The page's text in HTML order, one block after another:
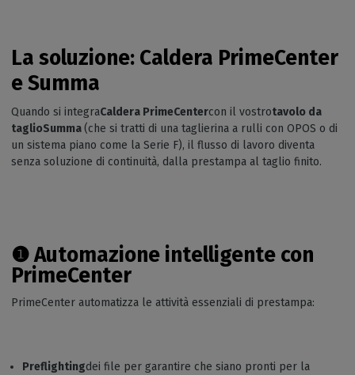
La soluzione: Caldera PrimeCenter
e Summa
Quando si integraCaldera PrimeCentercon il vostrotavolo da
taglioSumma(che si tratti di una taglierina a rulli con OPOS o di
un sistema piano come la Serie F), il flusso di lavoro diventa
senza soluzione di continuità, dalla prestampa al taglio finito.
❶Automazione intelligente con
PrimeCenter
PrimeCenter automatizza le attività essenziali di prestampa:
Preflightingdei file per garantire che siano pronti per la